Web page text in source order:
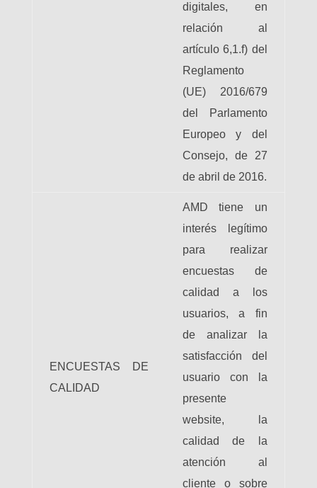
digitales, en
relación al
artículo 6,1.f) del
Reglamento
(UE) 2016/679
del Parlamento
Europeo y del
Consejo, de 27
de abril de 2016.
ENCUESTAS DE
CALIDAD
AMD tiene un
interés legítimo
para realizar
encuestas de
calidad a los
usuarios, a fin
de analizar la
satisfacción del
usuario con la
presente
website, la
calidad de la
atención al
cliente o sobre